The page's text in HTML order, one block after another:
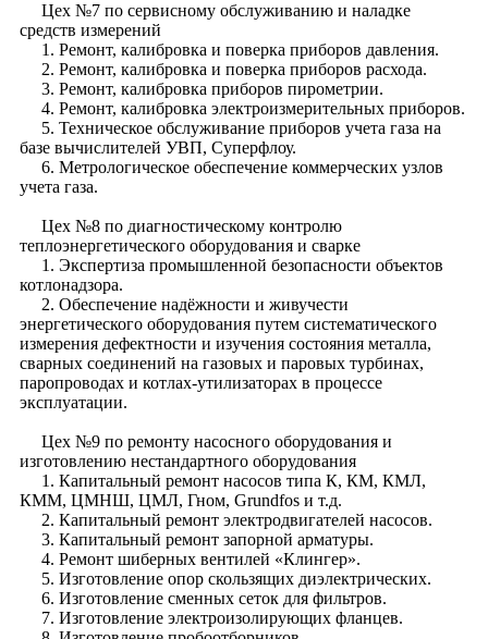
Цех №7 по сервисному обслуживанию и наладке
средств измерений
1. Ремонт, калибровка и поверка приборов давления.
2. Ремонт, калибровка и поверка приборов расхода.
3. Ремонт, калибровка приборов пирометрии.
4. Ремонт, калибровка электроизмерительных приборов.
5. Техническое обслуживание приборов учета газа на
базе вычислителей УВП, Суперфлоу.
6. Метрологическое обеспечение коммерческих узлов
учета газа.
Цех №8 по диагностическому контролю
теплоэнергетического оборудования и сварке
1. Экспертиза промышленной безопасности объектов
котлонадзора.
2. Обеспечение надёжности и живучести
энергетического оборудования путем систематического
измерения дефектности и изучения состояния металла,
сварных соединений на газовых и паровых турбинах,
паропроводах и котлах-утилизаторах в процессе
эксплуатации.
Цех №9 по ремонту насосного оборудования и
изготовлению нестандартного оборудования
1. Капитальный ремонт насосов типа К, КМ, КМЛ,
КММ, ЦМНШ, ЦМЛ, Гном, Grundfos и т.д.
2. Капитальный ремонт электродвигателей насосов.
3. Капитальный ремонт запорной арматуры.
4. Ремонт шиберных вентилей «Клингер».
5. Изготовление опор скользящих диэлектрических.
6. Изготовление сменных сеток для фильтров.
7. Изготовление электроизолирующих фланцев.